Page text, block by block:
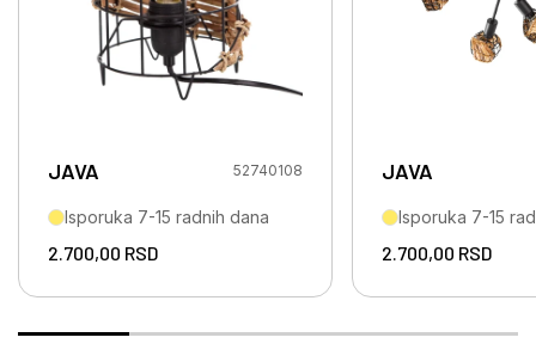
JAVA 52740108
Isporuka 7-15 radnih dana
2.700,00 RSD
JAVA
Isporuka 7-15
2.700,00 RSD